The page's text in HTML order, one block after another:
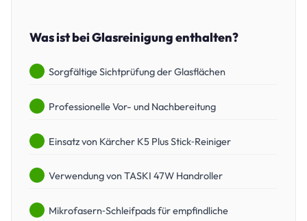
Was ist bei Glasreinigung enthalten?
Sorgfältige Sichtprüfung der Glasflächen
Professionelle Vor- und Nachbereitung
Einsatz von Kärcher K5 Plus Stick‑Reiniger
Verwendung von TASKI 47W Handroller
Mikrofasern‑Schleifpads für empfindliche